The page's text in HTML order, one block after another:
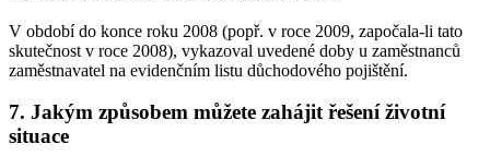
V období do konce roku 2008 (popř. v roce 2009, započala-li tato
skutečnost v roce 2008), vykazoval uvedené doby u zaměstnanců
zaměstnavatel na evidenčním listu důchodového pojištění.
7. Jakým způsobem můžete zahájit řešení životní
situace